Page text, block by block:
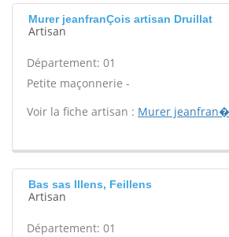
Murer jeanfranÇois artisan Druillat
Artisan
Département: 01
Petite maçonnerie -
Voir la fiche artisan : Murer
Bas sas Illens, Feillens
Artisan
Département: 01